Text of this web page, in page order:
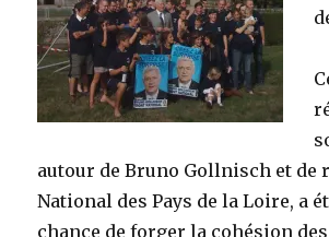
autour de Bruno Gollnisch et de
National des Pays de la Loire, a
chance de forger la cohésion